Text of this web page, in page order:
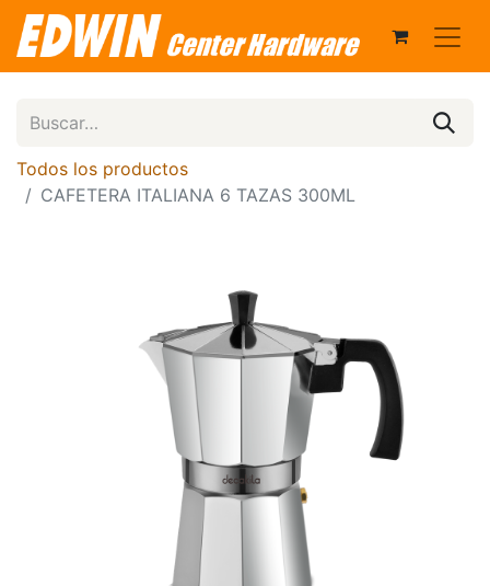
Todos los productos
CAFETERA ITALIANA 6 TAZAS 300ML